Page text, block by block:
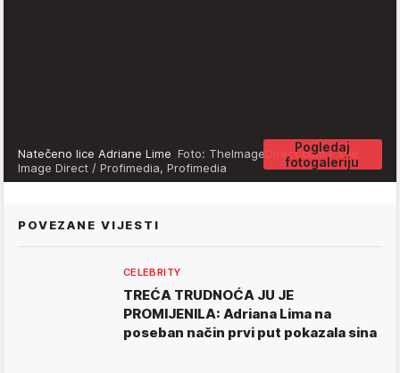
Pogledaj
fotogaleriju
Natečeno lice Adriane Lime Foto: TheImageDirect.com / The
Image Direct / Profimedia, Profimedia
POVEZANE VIJESTI
CELEBRITY
TREĆA TRUDNOĆA JU JE
PROMIJENILA: Adriana Lima na
poseban način prvi put pokazala sina